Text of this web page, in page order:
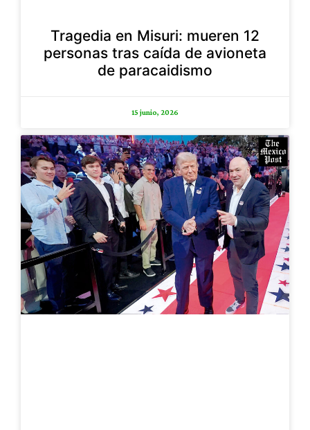
Tragedia en Misuri: mueren 12
personas tras caída de avioneta
de paracaidismo
15 junio, 2026